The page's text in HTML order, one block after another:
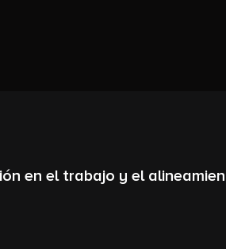
en el trabajo y el